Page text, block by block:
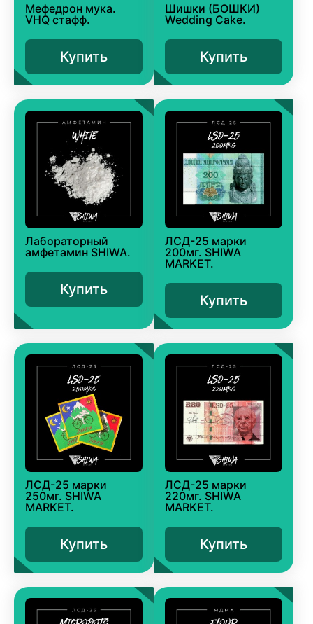
Мефедрон мука.
VHQ стафф.
Купить
Шишки (БОШКИ)
Wedding Cake.
Купить
Лабораторный
амфетамин SHIWA.
Купить
ЛСД-25 марки
200мг. SHIWA
MARKET.
Купить
ЛСД-25 марки
250мг. SHIWA
MARKET.
Купить
ЛСД-25 марки
220мг. SHIWA
MARKET.
Купить